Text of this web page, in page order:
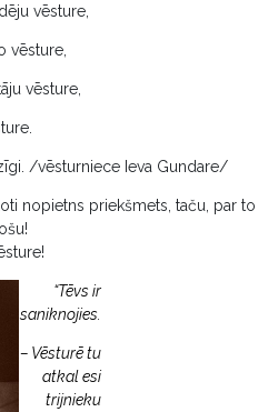
vēsture,
vēsture,
vēsture,
/vēsturniece Ieva Gundare/
nopietns priekšmets, taču, par to
“Tēvs ir
saniknojies.
– Vēsturē tu
atkal esi
trijnieku